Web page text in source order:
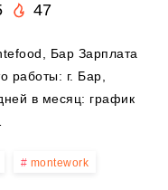
47
Бар Зарплата
работы: г. Бар,
в месяц: график
montework